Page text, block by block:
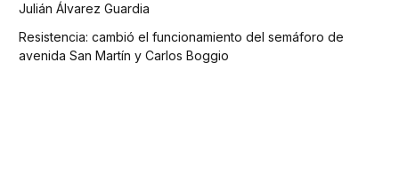
Julián Álvarez Guardia
Resistencia: cambió el funcionamiento del semáforo de
avenida San Martín y Carlos Boggio